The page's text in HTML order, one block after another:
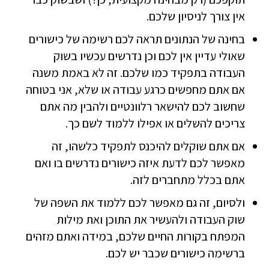
אין צורך לניסיון שלכם.
בחינה של הנתונים תראה לכם רשימה של כישורים
שאולי עדיין אין לכם וכן נדרשים עכשיו בשוק
העבודה בתפקיד כמו שלכם. זה לא באמת משנה
אם אתם מחפשים כרגע עבודה או שלא, אני בטוחה
שחשוב לכם להישאר רלוונטיים ולהבין מה אתם
צריכים להשלים או אפילו ללמוד לשם כך.
אם אתם שוקלים להיכנס לתפקיד כלשהו, זה
מאפשר לכם לדעת איזה כישורים נדרשים בו ואם
אתם בכלל מתחברים לזה.
ולסיום, זה גם מאפשר לכם ללמוד את השפה של
שוק העבודה ולהעשיר את התוכן ואת מילות
המפתח בקורות החיים שלכם, במידה ואתם מזהים
ברשימה כישורים שכבר יש לכם.